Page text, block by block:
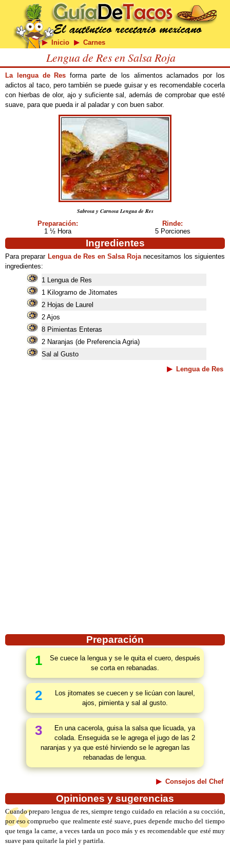
Inicio Carnes
Lengua de Res en Salsa Roja
La lengua de Res forma parte de los alimentos aclamados por los
adictos al taco, pero también se puede guisar y es recomendable cocerla
con hierbas de olor, ajo y suficiente sal, además de comprobar que esté
suave, para que pueda ir al paladar y con buen sabor.
Sabrosa y Carnosa Lengua de Res
Preparación:
1 ½ Hora
Rinde:
5 Porciones
Ingredientes
Para preparar Lengua de Res en Salsa Rojanecesitamos los siguientes
ingredientes:
1 Lengua de Res
1 Kilogramo de Jitomates
2 Hojas de Laurel
2 Ajos
8 Pimientas Enteras
2 Naranjas (de Preferencia Agria)
Sal al Gusto
Lengua de Res
Preparación
1
Se cuece la lengua y se le quita el cuero, después
se corta en rebanadas.
2
Los jitomates se cuecen y se licúan con laurel,
ajos, pimienta y sal al gusto.
3
En una cacerola, guisa la salsa que licuada, ya
colada. Enseguida se le agrega el jugo de las 2
naranjas y ya que esté hirviendo se le agregan las
rebanadas de lengua.
Consejos del Chef
Opiniones y sugerencias
Cuando preparo lengua de res, siempre tengo cuidado en relación a su cocción,
por eso compruebo que realmente esté suave, pues depende mucho del tiempo
que tenga la carne, a veces tarda un poco más y es recomendable que esté muy
suave para quitarle la piel y partirla.